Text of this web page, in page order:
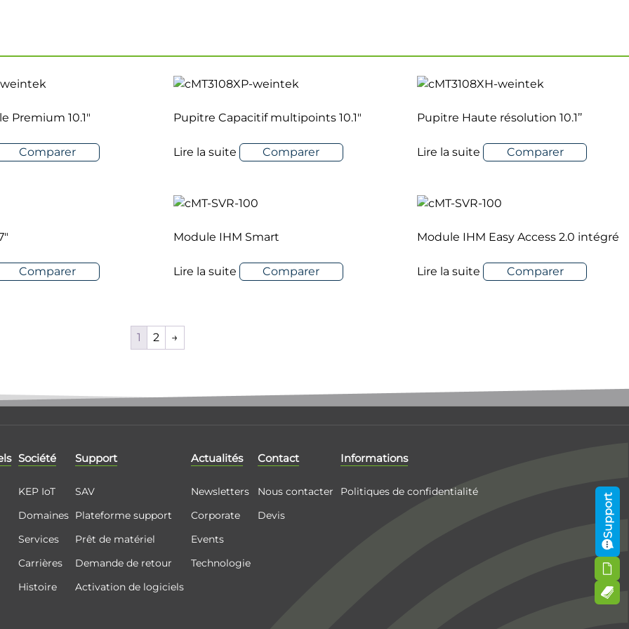
Premium 10.1″
Comparer
Pupitre Capacitif multipoints 10.1″
Lire la suite Comparer
Pupitre Haute résolution 10.1’’
Lire la suite Comparer
Comparer
Module IHM Smart
Lire la suite Comparer
Module IHM Easy Access 2.0 intégré
Lire la suite Comparer
1 2 →
Support
Société
KEP IoT
Domaines
Services
Carrières
Histoire
Support
SAV
Plateforme support
Prêt de matériel
Demande de retour
Activation de logiciels
Actualités
Newsletters
Corporate
Events
Technologie
Contact
Nous contacter
Devis
Informations
Politiques de confidentialité